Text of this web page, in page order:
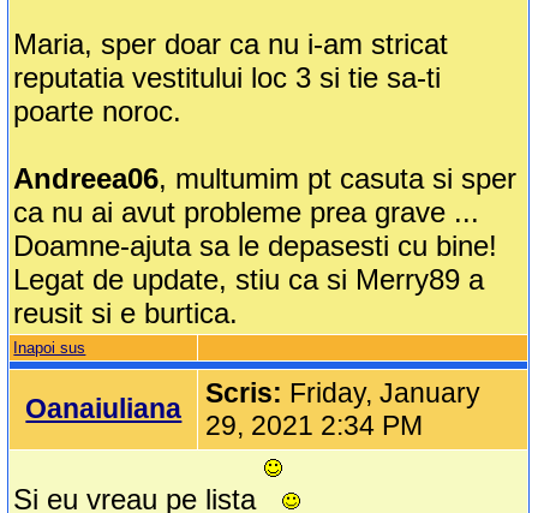
Maria, sper doar ca nu i-am stricat
reputatia vestitului loc 3 si tie sa-ti
poarte noroc.
Andreea06, multumim pt casuta si sper
ca nu ai avut probleme prea grave ...
Doamne-ajuta sa le depasesti cu bine!
Legat de update, stiu ca si Merry89 a
reusit si e burtica.
Inapoi sus
Oanaiuliana Scris: Friday, January
29, 2021 2:34 PM
Si eu vreau pe lista